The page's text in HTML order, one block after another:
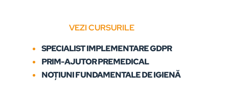
VEZI CURSURILE
SPECIALIST IMPLEMENTARE GDPR
PRIM-AJUTOR PREMEDICAL
NOȚIUNI FUNDAMENTALE DE IGIENĂ